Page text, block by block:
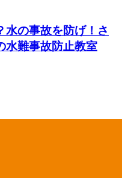
水の事故を防げ！さ
水難事故防止教室